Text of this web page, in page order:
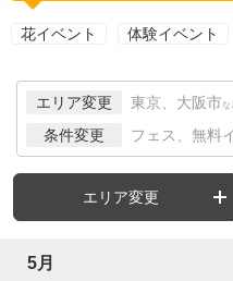
花イベント 体験イベント
エリア変更 東京、大阪市 な
条件変更 フェス、無料
エリア変更
5月